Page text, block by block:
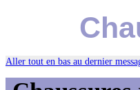
Aller tout en bas au dernier